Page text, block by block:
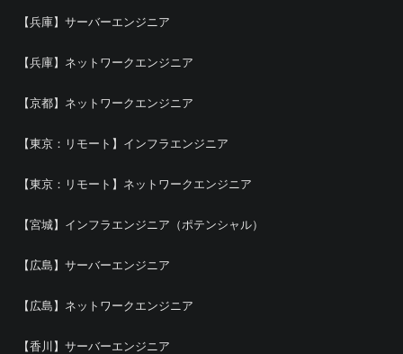
【兵庫】サーバーエンジニア
【兵庫】ネットワークエンジニア
【京都】ネットワークエンジニア
【東京：リモート】インフラエンジニア
【東京：リモート】ネットワークエンジニア
【宮城】インフラエンジニア（ポテンシャル）
【広島】サーバーエンジニア
【広島】ネットワークエンジニア
【香川】サーバーエンジニア